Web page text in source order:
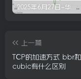
2025年6月27日–华尔街回顾
上一篇
TCP的加速方式 bbr和
cubic有什么区别